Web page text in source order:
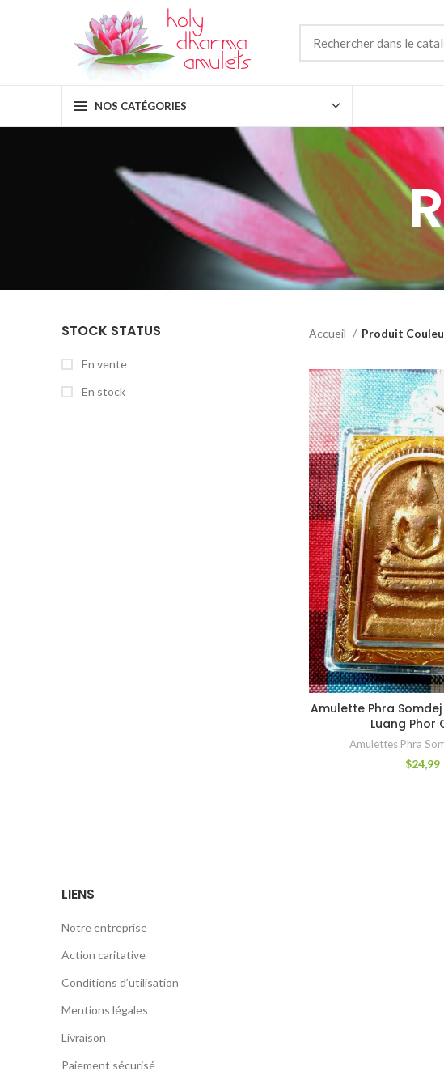
NOS CATÉGORIES
STOCK STATUS
En vente
En stock
Accueil Produit
CHOIX DES
Amulette Phra
Luang Phor
Amulettes Phra
$24,99
LIENS
Notre entreprise
Action caritative
Conditions d’utilisation
Mentions légales
Livraison
Paiement sécurisé